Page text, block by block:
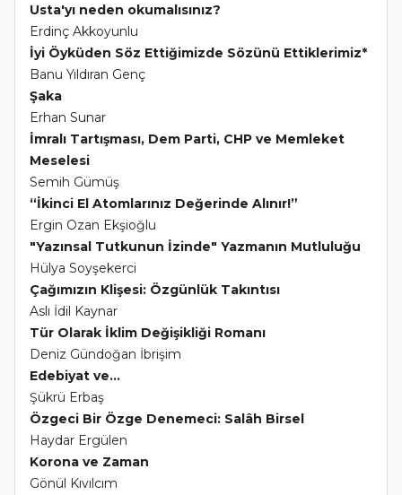
Usta'yı neden okumalısınız?
Erdinç Akkoyunlu
İyi Öyküden Söz Ettiğimizde Sözünü Ettiklerimiz*
Banu Yıldıran Genç
Şaka
Erhan Sunar
İmralı Tartışması, Dem Parti, CHP ve Memleket
Meselesi
Semih Gümüş
“İkinci El Atomlarınız Değerinde Alınır!”
Ergin Ozan Ekşioğlu
"Yazınsal Tutkunun İzinde" Yazmanın Mutluluğu
Hülya Soyşekerci
Çağımızın Klişesi: Özgünlük Takıntısı
Aslı İdil Kaynar
Tür Olarak İklim Değişikliği Romanı
Deniz Gündoğan İbrişim
Edebiyat ve...
Şükrü Erbaş
Özgeci Bir Özge Denemeci: Salâh Birsel
Haydar Ergülen
Korona ve Zaman
Gönül Kıvılcım